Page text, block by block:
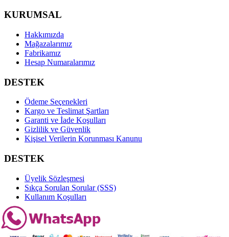
KURUMSAL
Hakkımızda
Mağazalarımız
Fabrikamız
Hesap Numaralarımız
DESTEK
Ödeme Seçenekleri
Kargo ve Teslimat Şartları
Garanti ve İade Koşulları
Gizlilik ve Güvenlik
Kişisel Verilerin Korunması Kanunu
DESTEK
Üyelik Sözleşmesi
Sıkça Sorulan Sorular (SSS)
Kullanım Koşulları